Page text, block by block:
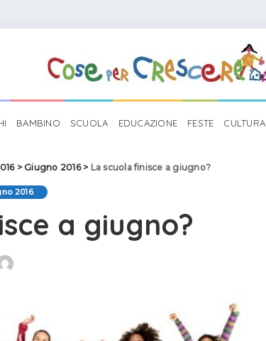
BAMBINO SCUOLA EDUCAZIONE FESTE CULTURA
>Giugno 2016> La scuola finisce a giugno?
2016
a giugno?